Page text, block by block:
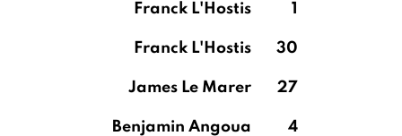
Franck L'Hostis 1
Franck L'Hostis 30
James Le Marer 27
Benjamin Angoua 4